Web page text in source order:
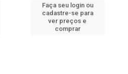
Faça seu login ou
cadastre-se para
ver preços e
comprar